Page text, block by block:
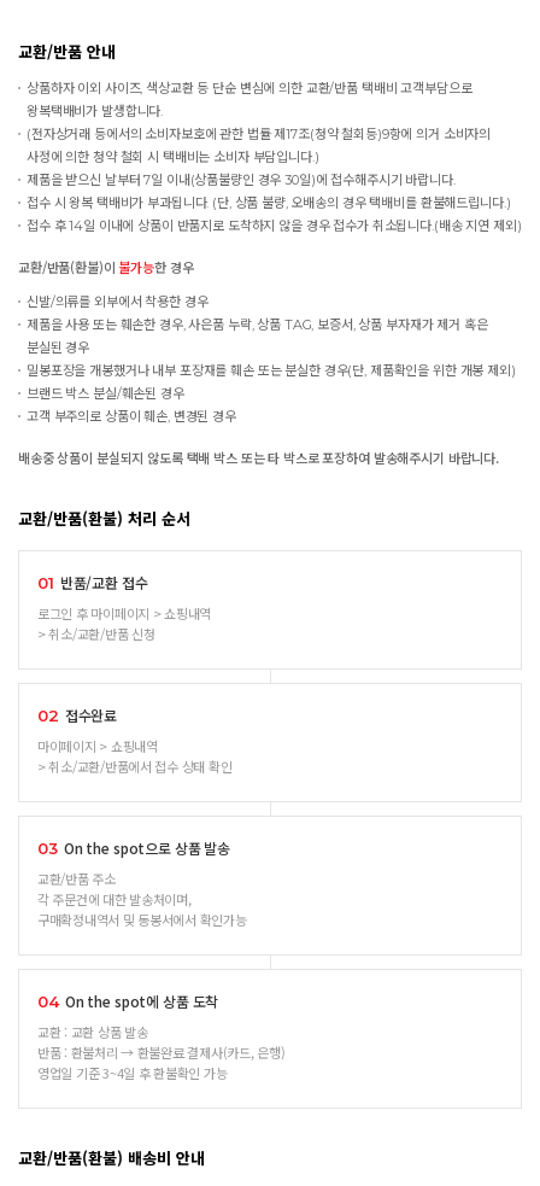
교환/반품 안내
상품하자 이외 사이즈, 색상교환 등 단순 변심에 의한 교환/반품 택배비 고객부담으로
왕복택배비가 발생합니다.
(전자상거래 등에서의 소비자보호에 관한 법률 제17조(청약 철회등)9항에 의거 소비자의
사정에 의한 청약 철회 시 택배비는 소비자 부담입니다.)
제품을 받으신 날부터 7일 이내(상품불량인 경우 30일)에 접수해주시기 바랍니다.
접수 시 왕복 택배비가 부과됩니다. (단, 상품 불량, 오배송의 경우 택배비를 환불해드립니다.)
접수 후 14일 이내에 상품이 반품지로 도착하지 않을 경우 접수가 취소됩니다.(배송 지연 제외)
교환/반품(환불)이 불가능한 경우
신발/의류를 외부에서 착용한 경우
제품을 사용 또는 훼손한 경우, 사은품 누락, 상품 TAG, 보증서, 상품 부자재가 제거 혹은
분실된 경우
밀봉포장을 개봉했거나 내부 포장재를 훼손 또는 분실한 경우(단, 제품확인을 위한 개봉 제외)
브랜드 박스 분실/훼손된 경우
고객 부주의로 상품이 훼손, 변경된 경우
배송중 상품이 분실되지 않도록 택배 박스 또는 타 박스로 포장하여 발송해주시기 바랍니다.
교환/반품(환불) 처리 순서
01 반품/교환 접수
로그인 후 마이페이지 > 쇼핑내역
> 취소/교환/반품 신청
02 접수완료
마이페이지 > 쇼핑내역
> 취소/교환/반품에서 접수 상태 확인
03 On the spot으로 상품 발송
교환/반품 주소
각 주문건에 대한 발송처이며,
구매확정내역서 및 동봉서에서 확인가능
04 On the spot에 상품 도착
교환 : 교환 상품 발송
반품 : 환불처리 → 환불완료 결제사(카드, 은행)
영업일 기준 3~4일 후 환불확인 가능
교환/반품(환불) 배송비 안내